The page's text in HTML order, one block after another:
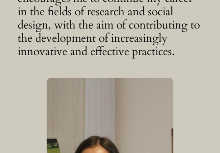
in the fields of research and social
design, with the aim of contributing to
the development of increasingly
innovative and effective practices.